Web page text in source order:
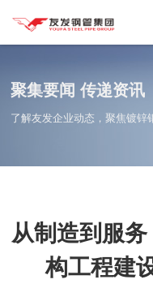
产品中心
友发分公
司
聚集要闻 传递资讯
了解友发企业动态，聚焦镀锌
从制造到服
构工程建